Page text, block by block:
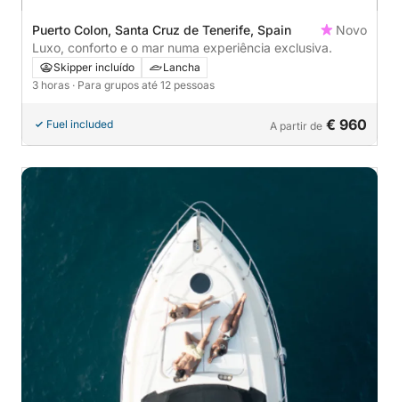
Puerto Colon, Santa Cruz de Tenerife, Spain
Novo
Luxo, conforto e o mar numa experiência exclusiva.
Skipper incluído
Lancha
3 horas · Para grupos até 12 pessoas
Fuel included A partir de € 960